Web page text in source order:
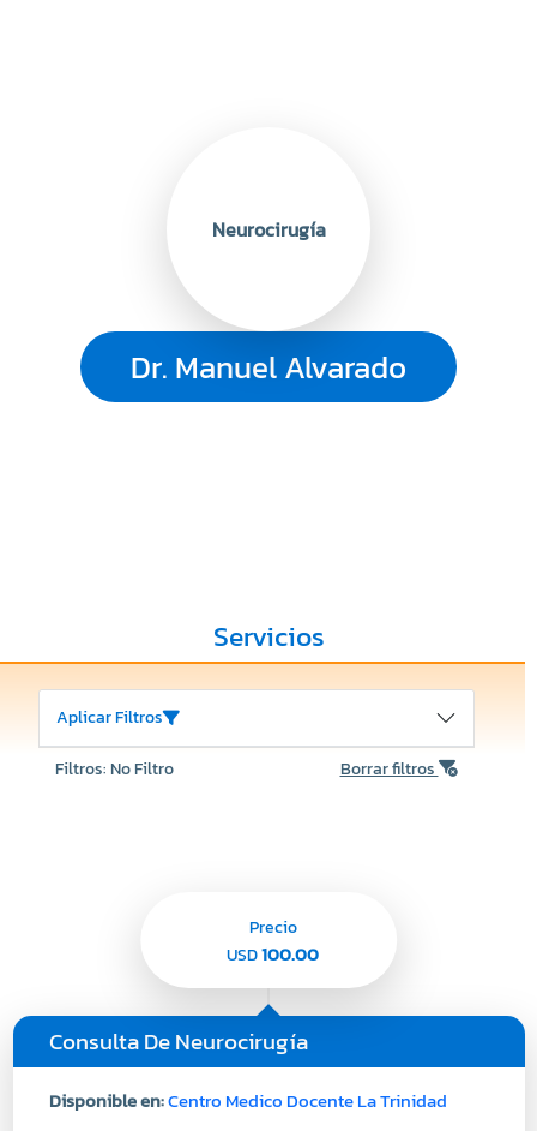
Dr. Manuel Alvarado
Neurocirugía
Servicios
Aplicar Filtros
Filtros: No Filtro Borrar filtros
Consulta De Neurocirugía
Disponible en:Centro Medico Docente La Trinidad
Precio
USD100.00